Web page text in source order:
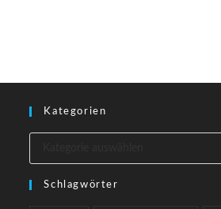
Kategorien
Schlagwörter